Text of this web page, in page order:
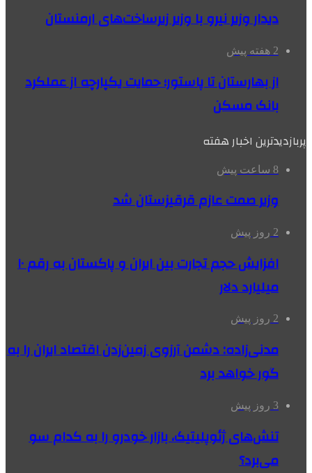
دیدار وزیر نیرو با وزیر زیرساخت‌های ارمنستان
2 هفته پیش
از بهارستان تا پاستور؛ حمایت یکپارچه از عملکرد
بانک مسکن
پربازدیدترین اخبار هفته
8 ساعت پیش
وزیر صمت عازم قرقیزستان شد
2 روز پیش
افزایش حجم تجارت بین ایران و پاکستان به رقم ۱۰
میلیارد دلار
2 روز پیش
مدنی‌زاده: دشمن آرزوی زمین‌زدن اقتصاد ایران را به
گور خواهد برد
3 روز پیش
تنش‌های ژئوپلیتیک، بازار خودرو را به کدام سو
می‌برد؟